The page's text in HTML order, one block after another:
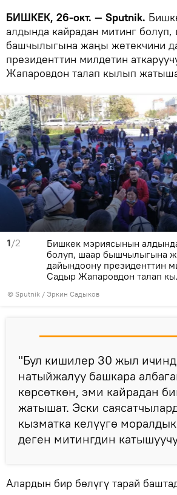
БИШКЕК, 26-окт. — Sputnik.
алдында кайрадан митинг болуп,
башчылыгына жаңы жетекчини
президенттин милдетин
Жапаровдон талап кылып
1/2
© Sputnik / Эркин Садыков
Бишкек мэриясынын
болуп, шаар бышчылыгына
дайындоону президенттин
Садыр Жапаровдон талап
"Бул кишилер 30 жыл
натыйжалуу башкара
көрсөткөн, эми кайрадан
жатышат. Эски
кызматка келүүгө
деген митингдин
Алардын бир бөлүгү тарай